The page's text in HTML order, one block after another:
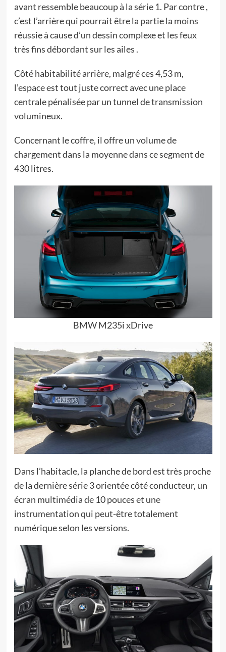
avant ressemble beaucoup à la série 1. Par contre ,
c’est l’arrière qui pourrait être la partie la moins
réussie à cause d’un dessin complexe et les feux
très fins débordant sur les ailes .
Côté habitabilité arrière, malgré ces 4,53 m,
l’espace est tout juste correct avec une place
centrale pénalisée par un tunnel de transmission
volumineux.
Concernant le coffre, il offre un volume de
chargement dans la moyenne dans ce segment de
430 litres.
BMW M235i xDrive
Dans l’habitacle, la planche de bord est très proche
de la dernière série 3 orientée côté conducteur, un
écran multimédia de 10 pouces et une
instrumentation qui peut-être totalement
numérique selon les versions.